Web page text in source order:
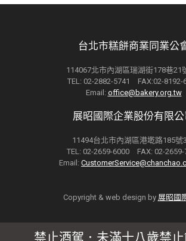
台北市糕餅商業同業公
114067北市內湖區瑞湖街178巷21
TEL: 02-2882-5741 FAX:02-8192-
Email: office@bakery.org.tw
展昭國際企業股份有限公
11494台北市內湖區港墘路185號
TEL: 02-2659-6000 FAX: 02-2659-
Email:
Copyright & web design by 展昭國
禁止酒駕．未滿十八歲禁